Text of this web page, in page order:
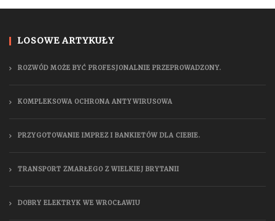
LOSOWE ARTYKUŁY
ROZWÓD MOŻE BYĆ PROFESJONALNIE PRZEPROWADZONY.
KOMPLEKSOWA OCHRONA ANTYWIRUSOWA
PRZYGOTOWANIE IMPREZ I BANKIETÓW DLA CIEBIE.
TRANSPORT ZMARŁEGO Z WIELKIEJ BRYTANII
DOBRY ELEKTRYK WE WROCŁAWIU